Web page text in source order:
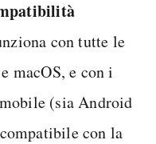
con tutte le
macOS, e con i
(sia Android
con la